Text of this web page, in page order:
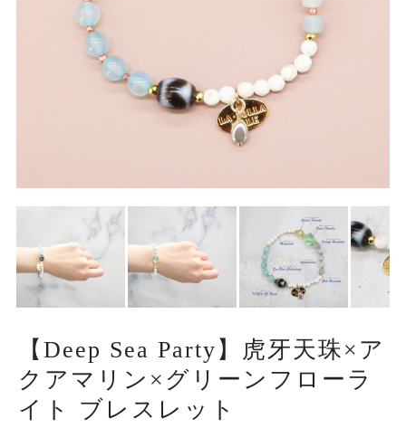
【Deep Sea Party】虎牙天珠×ア
クアマリン×グリーンフローラ
イト ブレスレット